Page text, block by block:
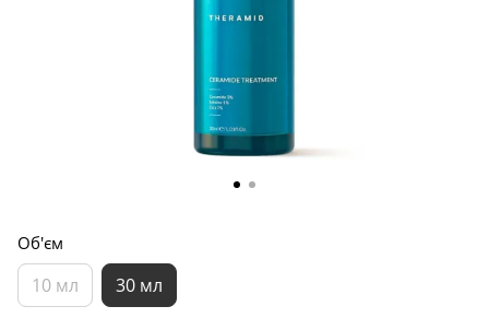
Об'єм
10 мл 30 мл